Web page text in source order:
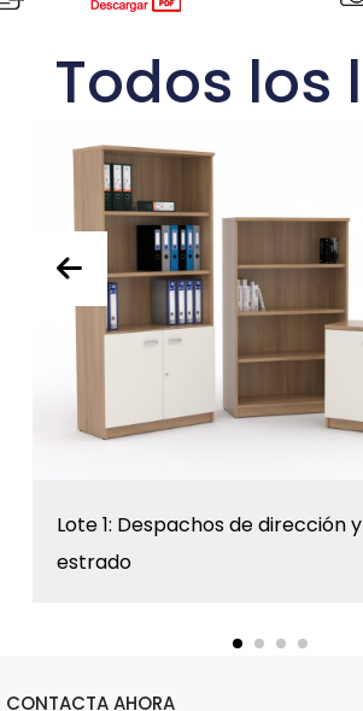
Todos los
Lote 1: Despachos de dirección
estrado
CONTACTA AHORA